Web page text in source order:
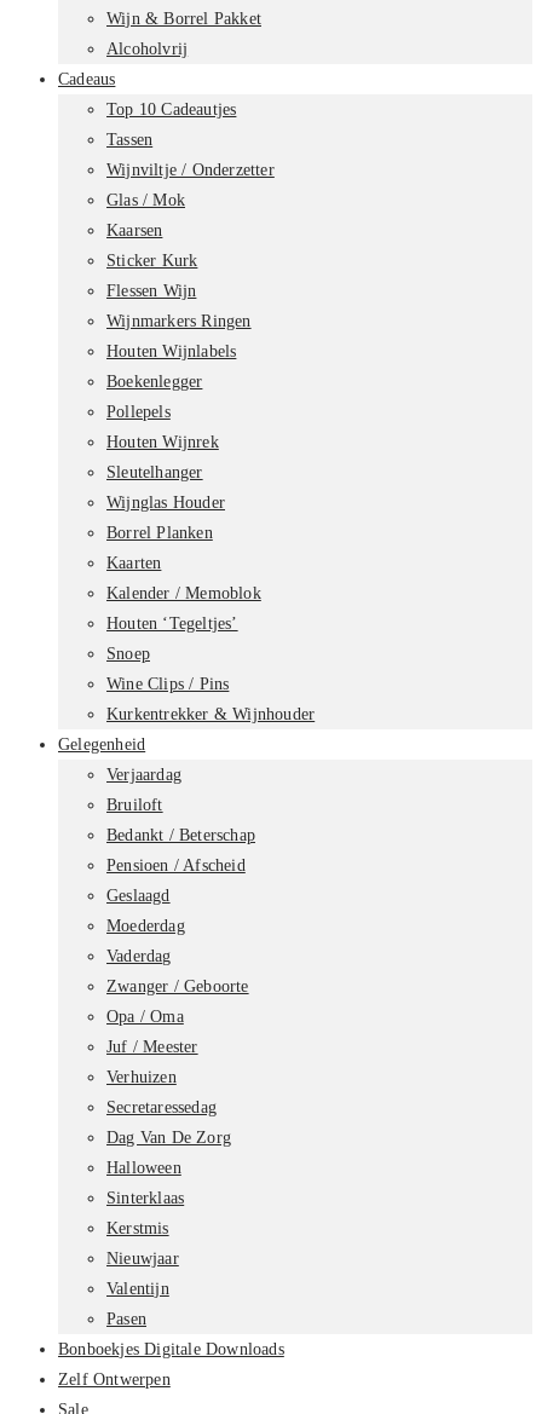
Wijn & Borrel Pakket
Alcoholvrij
Cadeaus
Top 10 Cadeautjes
Tassen
Wijnviltje / Onderzetter
Glas / Mok
Kaarsen
Sticker Kurk
Flessen Wijn
Wijnmarkers Ringen
Houten Wijnlabels
Boekenlegger
Pollepels
Houten Wijnrek
Sleutelhanger
Wijnglas Houder
Borrel Planken
Kaarten
Kalender / Memoblok
Houten ‘Tegeltjes’
Snoep
Wine Clips / Pins
Kurkentrekker & Wijnhouder
Gelegenheid
Verjaardag
Bruiloft
Bedankt / Beterschap
Pensioen / Afscheid
Geslaagd
Moederdag
Vaderdag
Zwanger / Geboorte
Opa / Oma
Juf / Meester
Verhuizen
Secretaressedag
Dag Van De Zorg
Halloween
Sinterklaas
Kerstmis
Nieuwjaar
Valentijn
Pasen
Bonboekjes Digitale Downloads
Zelf Ontwerpen
Sale